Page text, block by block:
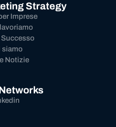
Strategy
Imprese
siamo
Notizie